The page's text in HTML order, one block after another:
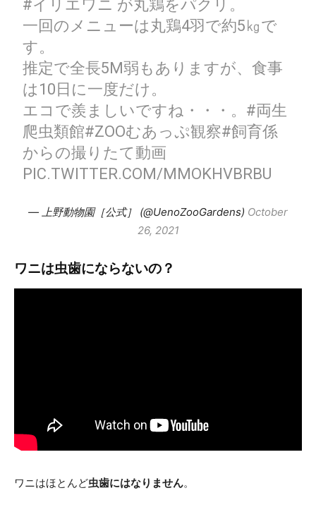
#イリエワニ が丸鶏をパクリ。
一回のメニューは丸鶏4羽で約5㎏で
す。
推定で全長5M弱もありますが、食事
は10日に一度だけ。
エコで羨ましいですね・・・。 #両生
爬虫類館#ZOOむあっぷ観察#飼育係
からの撮りたて動画
PIC.TWITTER.COM/MMOKHVBRBU
— 上野動物園［公式］ (@UenoZooGardens) October
26, 2021
ワニは虫歯にならないの？
ワニはほとんど虫歯にはなりません。